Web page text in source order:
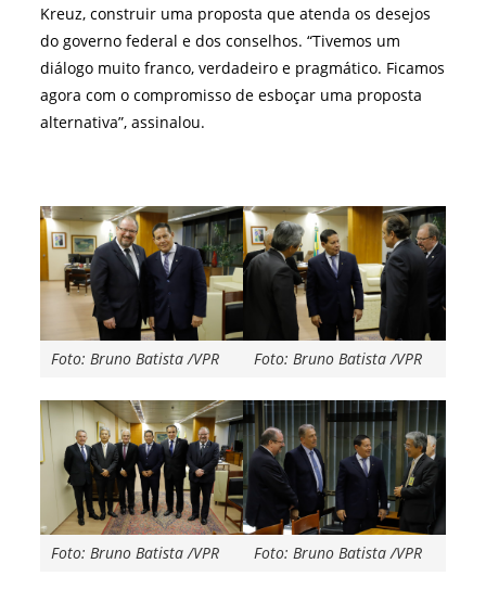
Kreuz, construir uma proposta que atenda os desejos
do governo federal e dos conselhos. “Tivemos um
diálogo muito franco, verdadeiro e pragmático. Ficamos
agora com o compromisso de esboçar uma proposta
alternativa”, assinalou.
Foto: Bruno Batista /VPR Foto: Bruno Batista /VPR
Foto: Bruno Batista /VPR Foto: Bruno Batista /VPR